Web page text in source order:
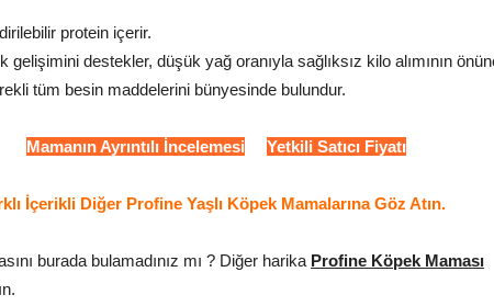
protein içerir.
gelişimini destekler, düşük yağ oranıyla sağlıksız kilo alımının
tüm besin maddelerini bünyesinde bulundur.
Mamanın Ayrıntılı İncelemesi Yetkili Satıcı Fiyatı
İçerikli Diğer Profine Yaşlı Köpek Mamalarına Göz Atın.
burada bulamadınız mı ? Diğer harika Profine Köpek Maması